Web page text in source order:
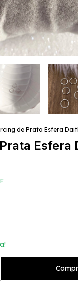
de Prata Esfera
Esfera